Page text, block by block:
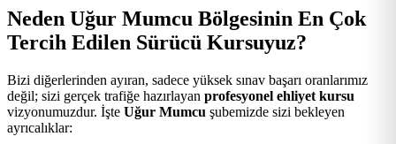
Kursu
Neden Uğur Mumcu Bölgesinin En Çok
Tercih Edilen Sürücü Kursuyuz?
Bizi diğerlerinden ayıran, sadece yüksek sınav başarı oranlarımız
değil; sizi gerçek trafiğe hazırlayan profesyonel ehliyet kursu
vizyonumuzdur. İşte Uğur Mumcu şubemizde sizi bekleyen
ayrıcalıklar: